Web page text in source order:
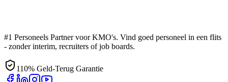
#1 Personeels Partner voor KMO's. Vind goed personeel in een flits
- zonder interim, recruiters of job boards.
110% Geld-Terug Garantie